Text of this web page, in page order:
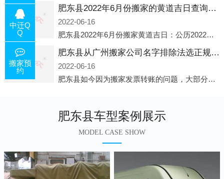
肥东县2022年6月份搬家的黄道吉日查询大全一览表哪天适合搬家好日子
2022-06-16
肥东县2022年6月份搬家黄道吉日：公历2022年6月1日 农历五月初三 星期三 冲兔(己卯)公历2022年6月4日 农历五月初六 星期六 冲马(壬午)公历2022年6月8日 农历五月初十 星期三 冲狗(丙
肥东县从广州搬家公司名字排除法选正规公司
2022-06-16
肥东县如今因为搬家发票转账的问题，大部分搬家公司都已经注册了营业执照，早5年前基本上所谓的搬家公司都是无注册状态也就是无照营业，由于企业注册量大增所以各种企业信息展示平台如雨后春笋般遍地开花，如：天眼查，企
肥东县车型案例展示
MODEL CASE SHOW
中迁Q
Q
搬家预
约